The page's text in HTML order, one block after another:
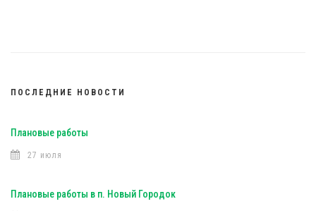
ПОСЛЕДНИЕ НОВОСТИ
Плановые работы
27 июля
Плановые работы в п. Новый Городок